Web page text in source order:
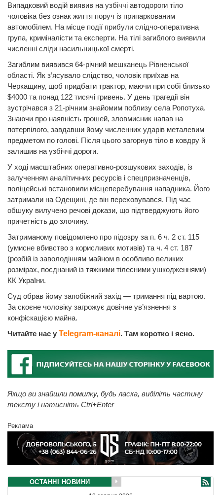
Випадковий водій виявив на узбіччі автодороги тіло
чоловіка без ознак життя поруч із припаркованим
автомобілем. На місце події прибули слідчо-оперативна
група, криміналісти та експерти. На тілі загиблого виявили
численні сліди насильницької смерті.
Загиблим виявився 64-річний мешканець Рівненської
області. Як з’ясувало слідство, чоловік приїхав на
Черкащину, щоб придбати трактор, маючи при собі близько
$4000 та понад 122 тисячі гривень. У день трагедії він
зустрічався з 21-річним знайомим поблизу села Ропотуха.
Знаючи про наявність грошей, зловмисник напав на
потерпілого, завдавши йому численних ударів металевим
предметом по голові. Після цього загорнув тіло в ковдру й
залишив на узбіччі дороги.
У ході масштабних оперативно-розшукових заходів, із
залученням аналітичних ресурсів і спецпризначенців,
поліцейські встановили місцеперебування нападника. Його
затримали на Одещині, де він переховувався. Під час
обшуку вилучено речові докази, що підтверджують його
причетність до злочину.
Затриманому повідомлено про підозру за п. 6 ч. 2 ст. 115
(умисне вбивство з корисливих мотивів) та ч. 4 ст. 187
(розбій із заволодінням майном в особливо великих
розмірах, поєднаний із тяжкими тілесними ушкодженнями)
КК України.
Суд обрав йому запобіжний захід — тримання під вартою.
За скоєне чоловіку загрожує довічне ув’язнення з
конфіскацією майна.
Читайте нас у Telegram-каналі. Там коротко і ясно.
Якщо ви знайшли помилку, будь ласка, виділіть частину
тексту і натисніть Ctrl+Enter
Реклама
ОСТАННІ НОВИНИ